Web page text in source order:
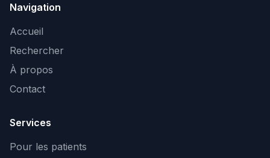
Navigation
Accueil
Rechercher
À propos
Contact
Services
Pour les patients